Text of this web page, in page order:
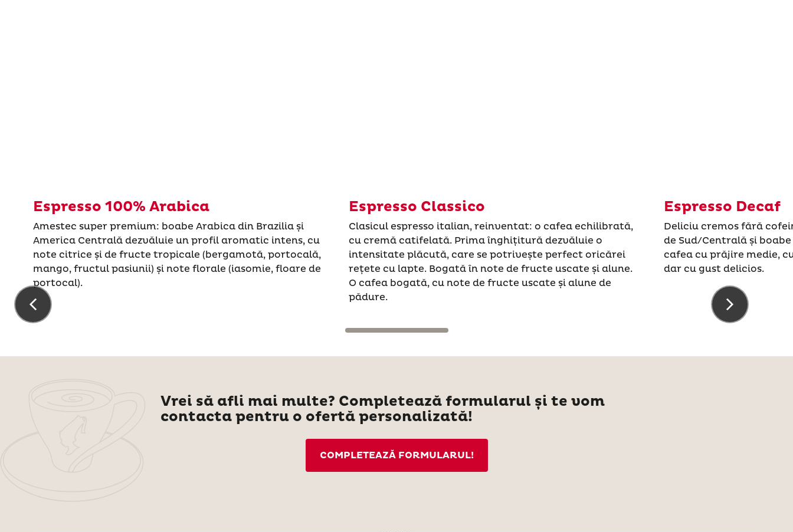
Espresso 100% Arabica
Amestec super premium: boabe Arabica din Brazilia și
America Centrală dezvăluie un profil aromatic intens, cu
note citrice și de fructe tropicale (bergamotă, portocală,
mango, fructul pasiunii) și note florale (iasomie, floare de
portocal).
Espresso Classico
Clasicul espresso italian, reinventat: o cafea echilibrată,
cu cremă catifelată. Prima înghițitură dezvăluie o
intensitate plăcută, care se potrivește perfect oricărei
rețete cu lapte. Bogată în note de fructe uscate și alune.
O cafea bogată, cu note de fructe uscate și alune de
pădure.
Espresso Decaf
Deliciu cremos fără
de Sud/Centrală și
cafea cu prăjire medie,
dar cu gust delicios.
Vrei să afli mai multe? Completează formularul și te vom
contacta pentru o ofertă personalizată!
COMPLETEAZĂ FORMULARUL!